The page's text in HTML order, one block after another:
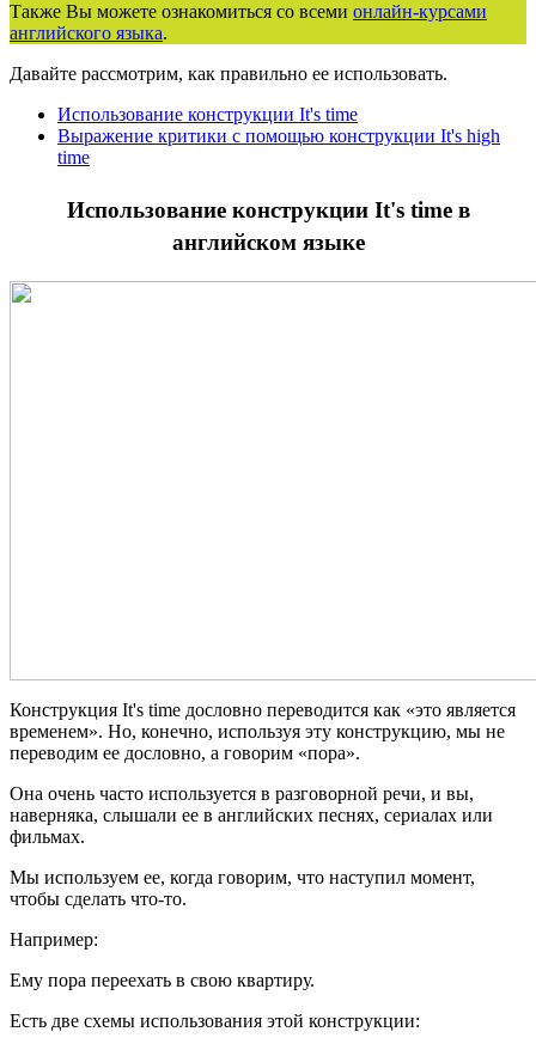
Также Вы можете ознакомиться со всеми онлайн-курсами
английского языка.
Давайте рассмотрим, как правильно ее использовать.
Использование конструкции It's time
Выражение критики с помощью конструкции It's high
time
Использование конструкции It's time в
английском языке
Конструкция It's time дословно переводится как «это является
временем». Но, конечно, используя эту конструкцию, мы не
переводим ее дословно, а говорим «пора».
Она очень часто используется в разговорной речи, и вы,
наверняка, слышали ее в английских песнях, сериалах или
фильмах.
Мы используем ее, когда говорим, что наступил момент,
чтобы сделать что-то.
Например:
Ему пора переехать в свою квартиру.
Есть две схемы использования этой конструкции: